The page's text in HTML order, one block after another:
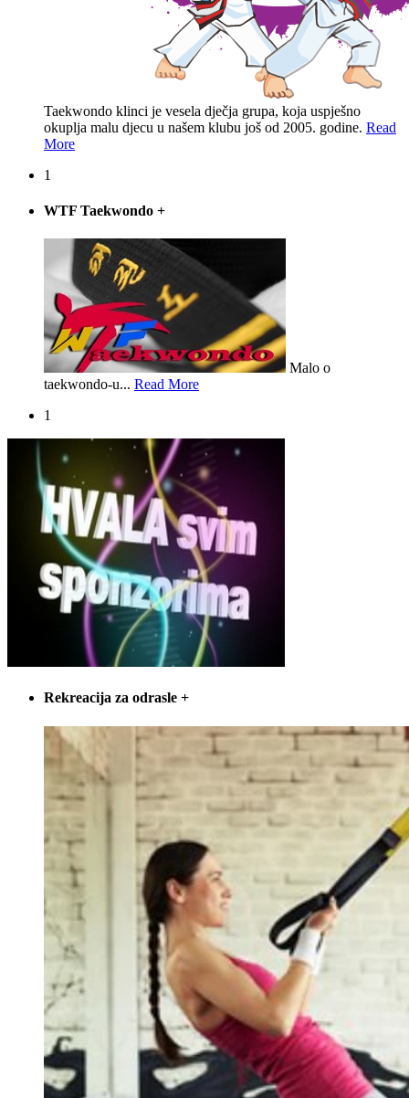
Taekwondo klinci je vesela dječja grupa, koja uspješno
okuplja malu djecu u našem klubu još od 2005. godine. Read
More
1
WTF Taekwondo +
Malo o
taekwondo-u... Read More
1
Rekreacija za odrasle +